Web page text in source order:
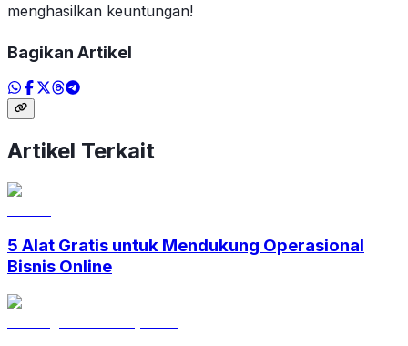
menghasilkan keuntungan!
Bagikan Artikel
Artikel Terkait
5 Alat Gratis untuk Mendukung Operasional
Bisnis Online